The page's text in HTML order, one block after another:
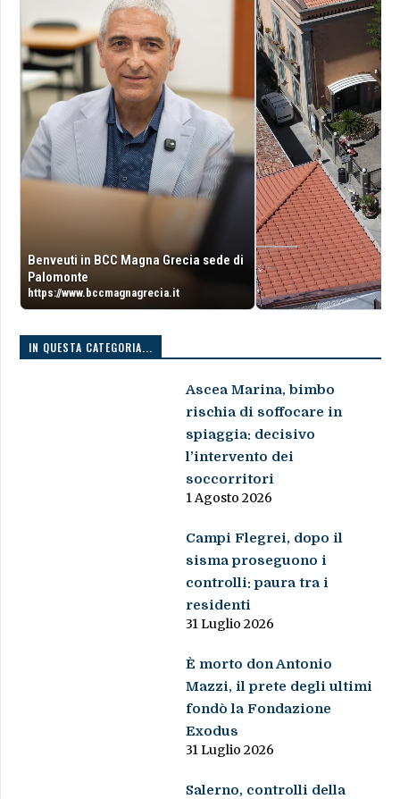
Benveuti in BCC Magna Grecia sede di
Palomonte
https://www.bccmagnagrecia.it
IN QUESTA CATEGORIA...
Ascea Marina, bimbo
rischia di soffocare in
spiaggia: decisivo
l’intervento dei
soccorritori
1 Agosto 2026
Campi Flegrei, dopo il
sisma proseguono i
controlli: paura tra i
residenti
31 Luglio 2026
È morto don Antonio
Mazzi, il prete degli ultimi
fondò la Fondazione
Exodus
31 Luglio 2026
Salerno, controlli della